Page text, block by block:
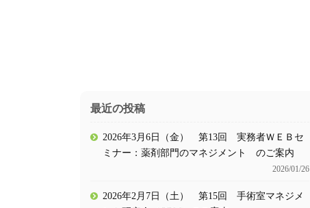
最近の投稿
2026年3月6日（金） 第13回 実務者ＷＥＢセ
ミナー：薬剤部門のマネジメント のご案内
2026/01/26
2026年2月7日（土） 第15回 手術室マネジメ